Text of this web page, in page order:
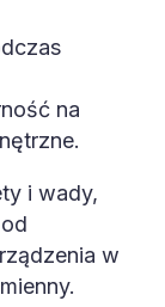
na
i wady,
w